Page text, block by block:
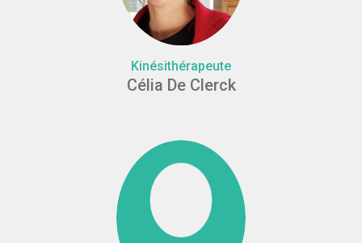
Kinésithérapeute
Célia De Clerck